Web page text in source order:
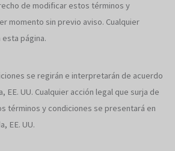
de modificar estos términos y
momento sin previo aviso. Cualquier
página.
se regirán e interpretarán de acuerdo
EE. UU. Cualquier acción legal que surja de
términos y condiciones se presentará en
EE. UU.